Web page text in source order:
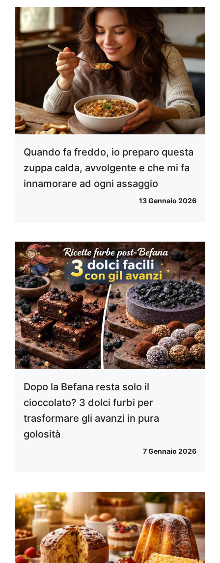
Quando fa freddo, io preparo questa
zuppa calda, avvolgente e che mi fa
innamorare ad ogni assaggio
13 Gennaio 2026
Dopo la Befana resta solo il
cioccolato? 3 dolci furbi per
trasformare gli avanzi in pura
golosità
7 Gennaio 2026